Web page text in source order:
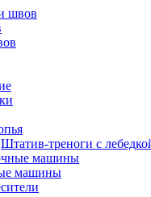
швов
Штатив-треноги с
машины
машины